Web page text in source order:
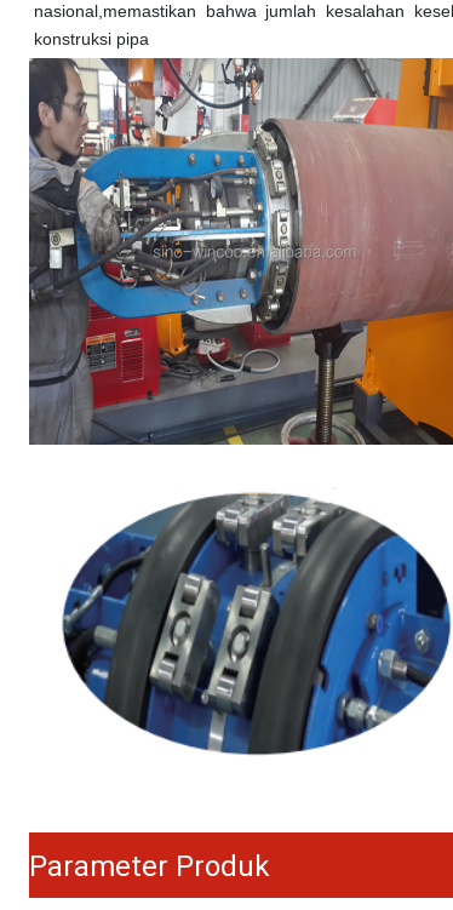
nasional,memastikan bahwa jumlah kesalahan
konstruksi pipa
Parameter Produk